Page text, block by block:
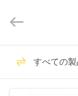
ー
Gongyi
Hengxu
Co.,
鋼鉄
すべての製